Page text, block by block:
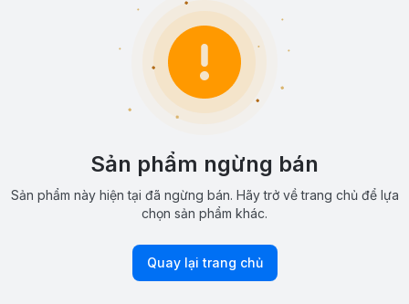
Sản phẩm ngừng bán
Sản phẩm này hiện tại đã ngừng bán. Hãy trở về trang chủ để lựa
chọn sản phẩm khác.
Quay lại trang chủ